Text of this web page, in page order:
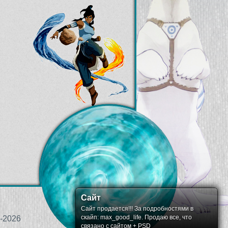
2026
Сайт
Сайт продается!!! За подробностями в
скайп: max_good_life. Продаю все, что
связано с сайтом + PSD